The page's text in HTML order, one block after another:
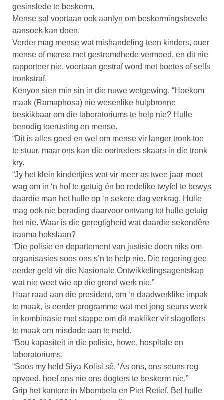
gesinslede te beskerm.
Mense sal voortaan ook aanlyn om beskermingsbevele
aansoek kan doen.
Verder mag mense wat mishandeling teen kinders, ouer
mense of mense met gestremdhede vermoed, en dit nie
rapporteer nie, voortaan gestraf word met boetes of selfs
tronkstraf.
Kenyon sien min sin in die nuwe wetgewing. “Hoekom
maak (Ramaphosa) nie wesenlike hulpbronne
beskikbaar om die laboratoriums te help nie? Hulle
benodig toerusting en mense.
“Dit is alles goed en wel om mense vir langer tronk toe
te stuur, maar ons kan die oortreders skaars in die tronk
kry.
“Jy het klein kindertjies wat vir meer as twee jaar moet
wag om in ‘n hof te getuig én bo redelike twyfel te bewys
daardie man het hulle op ‘n sekere dag verkrag. Hulle
mag ook nie berading daarvoor ontvang tot hulle getuig
het nie. Waar is die geregtigheid wat daardie sekondêre
trauma hokslaan?
“Die polisie en departement van justisie doen niks om
organisasies soos ons s’n te help nie. Die regering gee
eerder geld vir die Nasionale Ontwikkelingsagentskap
wat nie weet wie op die grond werk nie.”
Haar raad aan die president, om ‘n daadwerklike impak
te maak, is eerder programme wat met jong seuns werk
in kombinasie met stappe om dit makliker vir slagoffers
te maak om misdade aan te meld.
“Bou kapasiteit in die polisie, howe, hospitale en
laboratoriums.
“Soos my held Siya Kolisi sê, ‘As ons, ons seuns reg
opvoed, hoef ons nie ons dogters te beskerm nie.”
Grip het kantore in Mbombela en Piet Retief. Bel hulle